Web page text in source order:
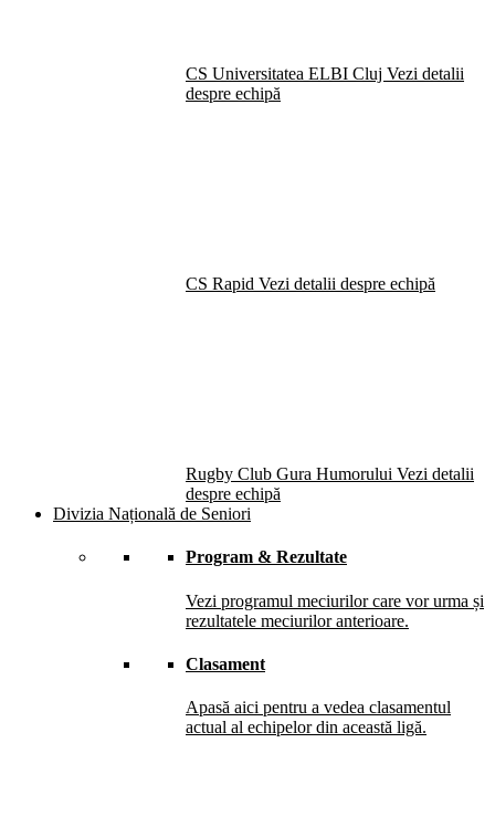
CS Universitatea ELBI Cluj Vezi detalii
despre echipă
CS Rapid Vezi detalii despre echipă
Rugby Club Gura Humorului Vezi detalii
despre echipă
Divizia Națională de Seniori
Program & Rezultate
Vezi programul meciurilor care vor urma și
rezultatele meciurilor anterioare.
Clasament
Apasă aici pentru a vedea clasamentul
actual al echipelor din această ligă.